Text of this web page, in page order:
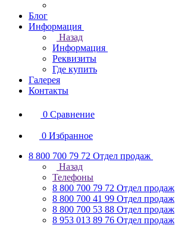
Блог
Информация
Назад
Информация
Реквизиты
Где купить
Галерея
Контакты
0 Сравнение
0 Избранное
8 800 700 79 72 Отдел продаж
Назад
Телефоны
8 800 700 79 72 Отдел продаж
8 800 700 41 99 Отдел продаж
8 800 700 53 88 Отдел продаж
8 953 013 89 76 Отдел продаж